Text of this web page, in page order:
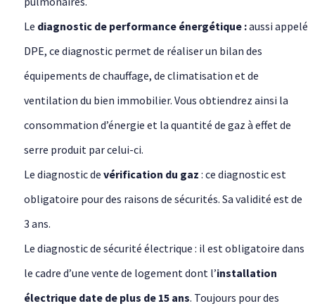
Le diagnostic de performance énergétique :aussi appelé
DPE, ce diagnostic permet de réaliser un bilan des
équipements de chauffage, de climatisation et de
ventilation du bien immobilier. Vous obtiendrez ainsi la
consommation d’énergie et la quantité de gaz à effet de
serre produit par celui-ci.
Le diagnostic de vérification du gaz : ce diagnostic est
obligatoire pour des raisons de sécurités. Sa validité est de
3 ans.
Le diagnostic de sécurité électrique : il est obligatoire dans
le cadre d’une vente de logement dont l’installation
électrique date de plus de 15 ans. Toujours pour des